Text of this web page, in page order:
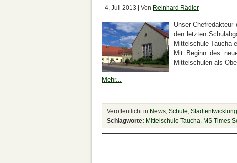
4. Juli 2013 | Von Reinhard Rädler
Unser
den letzten
Mittelschule Taucha
Mit Beginn des
Mittelschulen als
Mehr...
Veröffentlicht in News Schule Stadtentwicklung
Schlagworte: Mittelschule Taucha MS Times